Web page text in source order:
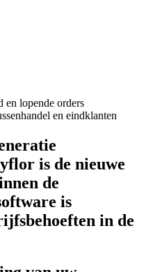
en lopende orders
en eindklanten
is de nieuwe
de
is
in de